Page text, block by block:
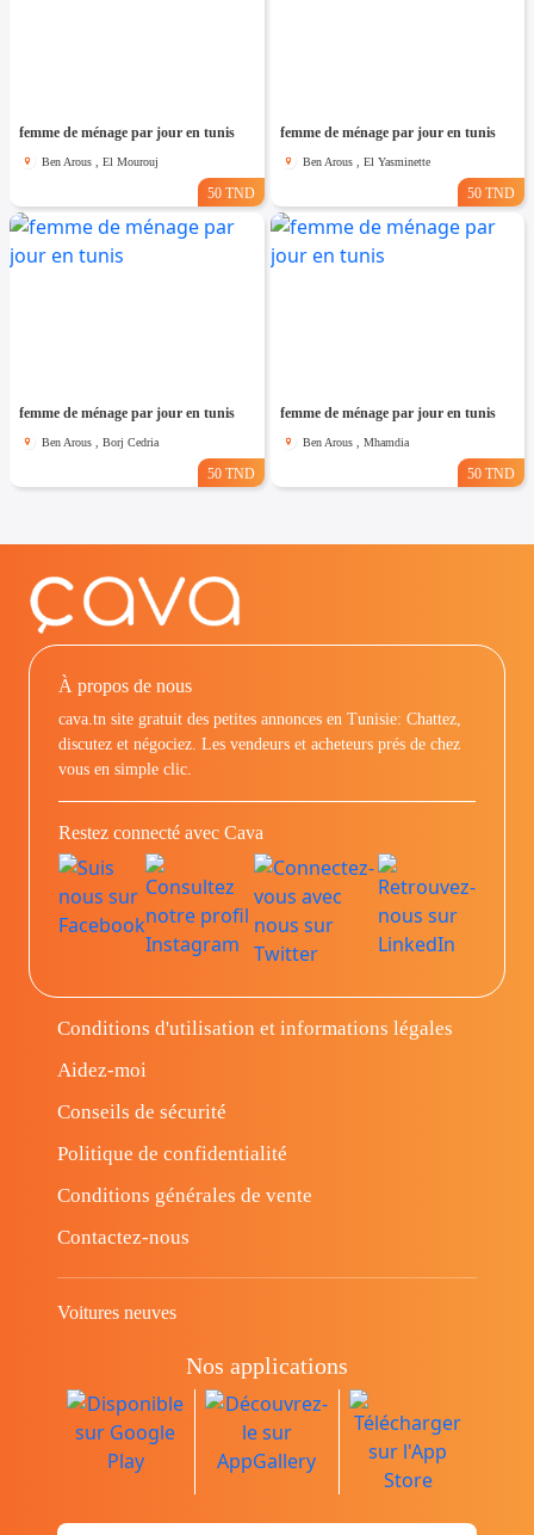
femme de ménage par jour en tunis
Ben Arous , El Mourouj
50 TND
femme de ménage par jour en tunis
Ben Arous , El Yasminette
50 TND
femme de ménage par jour en tunis
Ben Arous , Borj Cedria
50 TND
femme de ménage par jour en tunis
Ben Arous , Mhamdia
50 TND
À propos de nous
cava.tn site gratuit des petites annonces en Tunisie: Chattez,
discutez et négociez. Les vendeurs et acheteurs prés de chez
vous en simple clic.
Restez connecté avec Cava
Conditions d'utilisation et informations légales
Aidez-moi
Conseils de sécurité
Politique de confidentialité
Conditions générales de vente
Contactez-nous
Voitures neuves
Nos applications